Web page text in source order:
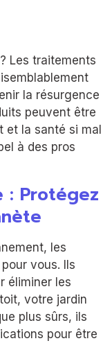
Les traitements
la résurgence
peuvent être
et la santé si mal
à des pros
: Protégez
les
vous. Ils
éliminer les
votre jardin
plus sûrs, ils
pour être